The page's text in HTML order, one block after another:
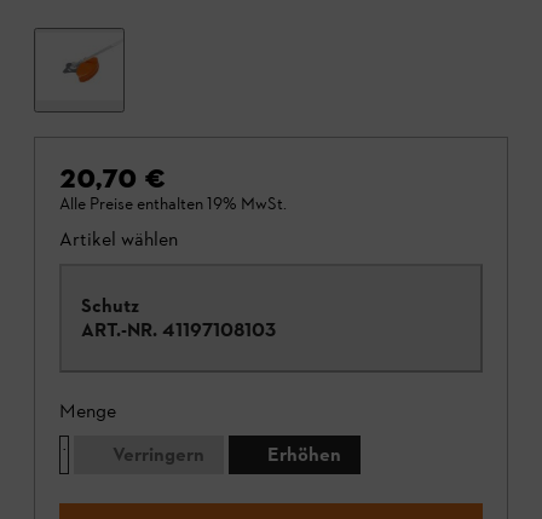
20,70 €
Alle Preise enthalten 19% MwSt.
Artikel wählen
Schutz
ART.-NR. 41197108103
Menge
Verringern
Erhöhen